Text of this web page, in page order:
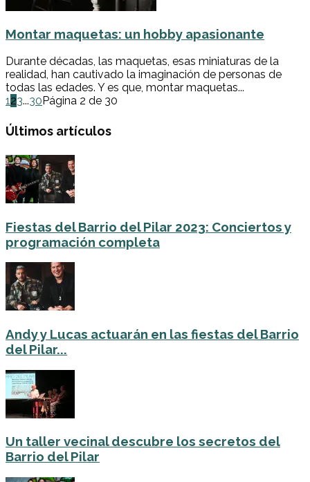
Montar maquetas: un hobby apasionante
Durante décadas, las maquetas, esas miniaturas de la
realidad, han cautivado la imaginación de personas de
todas las edades. Y es que, montar maquetas...
123...30Página 2 de 30
Últimos artículos
Fiestas del Barrio del Pilar 2023: Conciertos y
programación completa
Andy y Lucas actuarán en las fiestas del Barrio
del Pilar...
Un taller vecinal descubre los secretos del
Barrio del Pilar